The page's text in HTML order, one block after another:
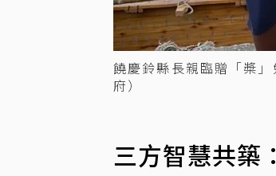
饒慶鈴縣長親臨贈「槳
府）
三方智慧共築